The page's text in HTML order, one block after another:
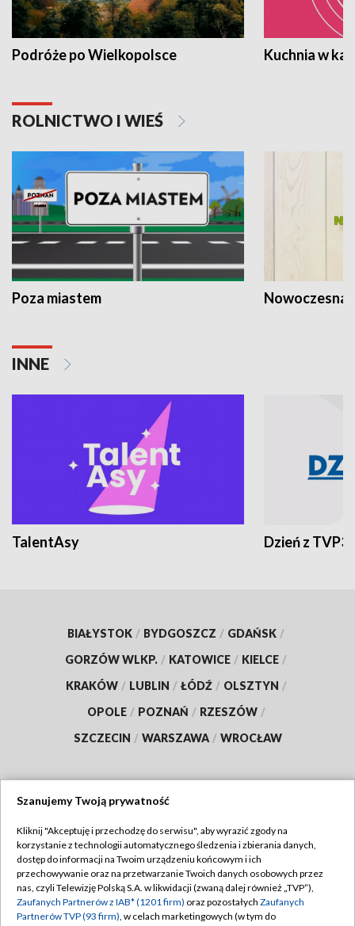
Podróże po Wielkopolsce Kuchnia w
ROLNICTWO I WIEŚ
Poza miastem Nowoczesna
INNE
TalentAsy Dzień z TVP3
BIAŁYSTOK / BYDGOSZCZ / GDAŃSK /
GORZÓW WLKP. / KATOWICE / KIELCE /
KRAKÓW / LUBLIN / ŁÓDŹ / OLSZTYN /
OPOLE / POZNAŃ / RZESZÓW /
SZCZECIN / WARSZAWA / WROCŁAW
TVP
Abonament TVP
Emisja w TVP
Regulamin TVP
Polityka prywatności
Szanujemy Twoją prywatność
Kliknij "Akceptuję i przechodzę do serwisu", aby wyrazić zgody na
korzystanie z technologii automatycznego śledzenia i zbierania danych,
dostęp do informacji na Twoim urządzeniu końcowym i ich
przechowywanie oraz na przetwarzanie Twoich danych osobowych przez
nas, czyli Telewizję Polską S.A. w likwidacji (zwaną dalej również „TVP”),
Zaufanych Partnerów z IAB* (1201 firm) oraz pozostałych Zaufanych
Partnerów TVP (93 firm), w celach marketingowych (w tym do